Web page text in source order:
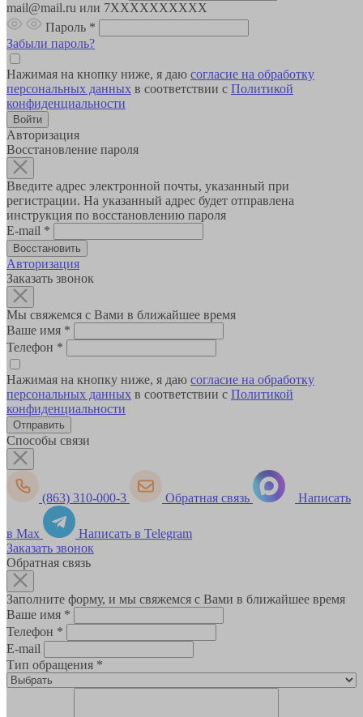
mail@mail.ru или 7XXXXXXXXXX
Пароль *
Забыли пароль?
Нажимая на кнопку ниже, я даю согласие на обработку
персональных данных в соответствии с Политикой
конфиденциальности
Авторизация
Восстановление пароля
Введите адрес электронной почты, указанный при
регистрации. На указанный адрес будет отправлена
инструкция по восстановлению пароля
E-mail *
Авторизация
Заказать звонок
Мы свяжемся с Вами в ближайшее время
Ваше имя *
Телефон *
Нажимая на кнопку ниже, я даю согласие на обработку
персональных данных в соответствии с Политикой
конфиденциальности
Способы связи
(863) 310-000-3 Обратная связь Написать
в Max
Написать в Telegram
Заказать звонок
Обратная связь
Заполните форму, и мы свяжемся с Вами в ближайшее время
Ваше имя *
Телефон *
E-mail
Тип обращения *